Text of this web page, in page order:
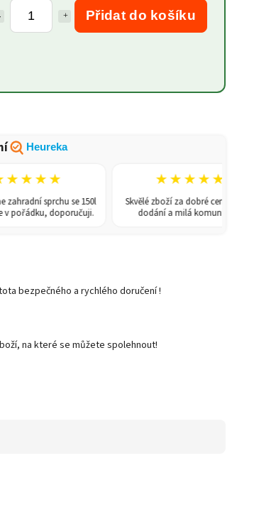
Přidat do košíku
Heureka
sprchu se 150l
pořádku, doporučuji.
★★★★★
Skvělé zboží za dobré ceny, rychlé
dodání a milá komunikace.
bezpečného a rychlého doručení !
na které se můžete spolehnout!